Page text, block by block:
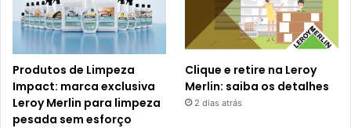
Produtos de Limpeza
Impact: marca exclusiva
Leroy Merlin para limpeza
pesada sem esforço
Clique e retire na Leroy
Merlin: saiba os detalhes
2 dias atrás